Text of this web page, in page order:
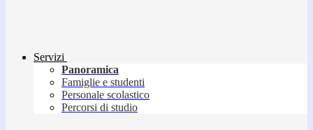
Servizi
Panoramica
Famiglie e studenti
Personale scolastico
Percorsi di studio